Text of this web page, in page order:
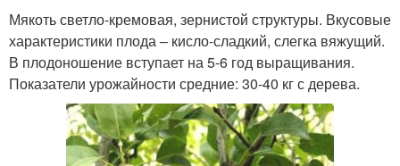
Мякоть светло-кремовая, зернистой структуры. Вкусовые
характеристики плода – кисло-сладкий, слегка вяжущий.
В плодоношение вступает на 5-6 год выращивания.
Показатели урожайности средние: 30-40 кг с дерева.